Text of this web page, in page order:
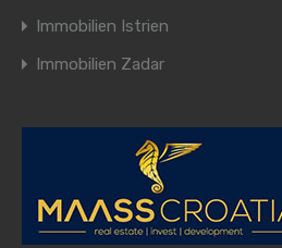
Immobilien Istrien
Immobilien Zadar